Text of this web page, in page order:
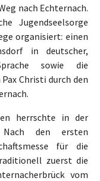
nach Echternach.
Jugendseelsorge
organisiert: einen
in deutscher,
sowie die
Christi durch den
herrschte in der
den ersten
für die
zuerst die
vom